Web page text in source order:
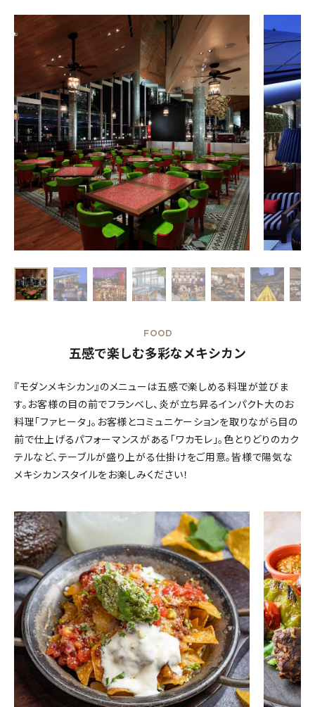
FOOD
五感で楽しむ多彩なメキシカン
『モダンメキシカン』のメニューは五感で楽しめる料理が並びま
す。お客様の目の前でフランベし、炎が立ち昇るインパクト大のお
料理「ファヒータ」。お客様とコミュニケーションを取りながら目の
前で仕上げるパフォーマンスがある「ワカモレ」。色とりどりのカク
テルなど、テーブルが盛り上がる仕掛けをご用意。皆様で陽気な
メキシカンスタイルをお楽しみください！